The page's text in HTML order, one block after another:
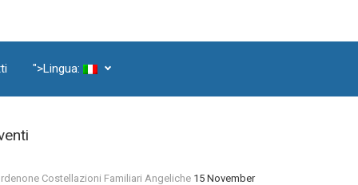
">Lingua:
Costellazioni Familiari Angeliche 15 November